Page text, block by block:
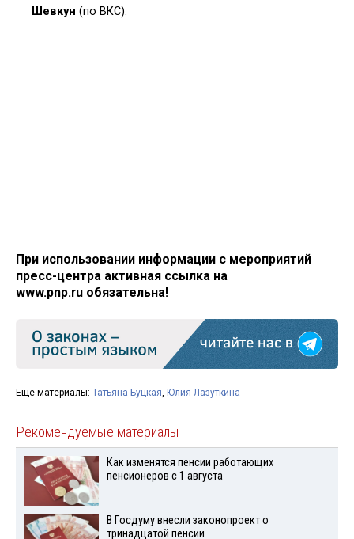
Шевкун (по ВКС).
При использовании информации с мероприятий
пресс-центра активная ссылка на
www.pnp.ru обязательна!
Ещё материалы: Татьяна Буцкая, Юлия Лазуткина
Рекомендуемые материалы
Как изменятся пенсии работающих
пенсионеров с 1 августа
В Госдуму внесли законопроект о
тринадцатой пенсии